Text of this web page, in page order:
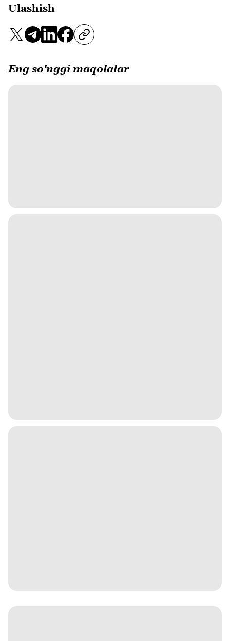
Ulashish
Eng so'nggi maqolalar